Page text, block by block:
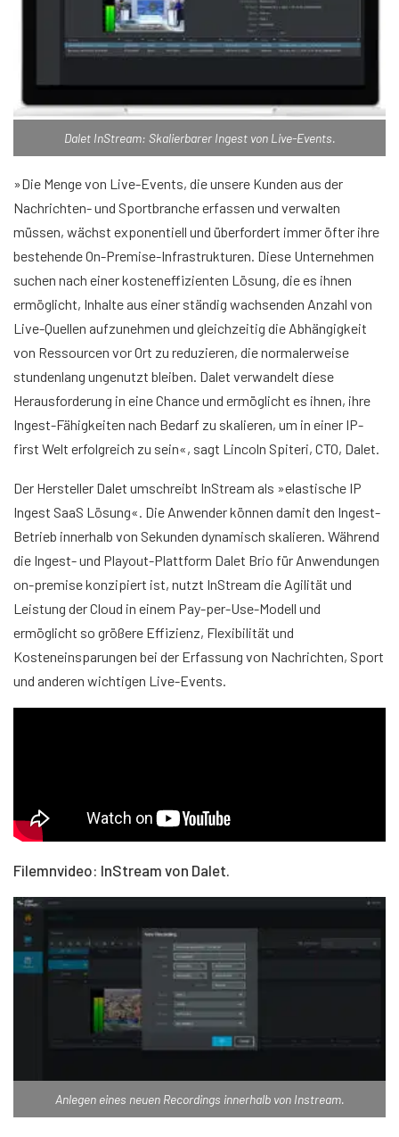
Dalet InStream: Skalierbarer Ingest von Live-Events.
»Die Menge von Live-Events, die unsere Kunden aus der
Nachrichten- und Sportbranche erfassen und verwalten
müssen, wächst exponentiell und überfordert immer öfter ihre
bestehende On-Premise-Infrastrukturen. Diese Unternehmen
suchen nach einer kosteneffizienten Lösung, die es ihnen
ermöglicht, Inhalte aus einer ständig wachsenden Anzahl von
Live-Quellen aufzunehmen und gleichzeitig die Abhängigkeit
von Ressourcen vor Ort zu reduzieren, die normalerweise
stundenlang ungenutzt bleiben. Dalet verwandelt diese
Herausforderung in eine Chance und ermöglicht es ihnen, ihre
Ingest-Fähigkeiten nach Bedarf zu skalieren, um in einer IP-
first Welt erfolgreich zu sein«, sagt Lincoln Spiteri, CTO, Dalet.
Der Hersteller Dalet umschreibt InStream als »elastische IP
Ingest SaaS Lösung«. Die Anwender können damit den Ingest-
Betrieb innerhalb von Sekunden dynamisch skalieren. Während
die Ingest- und Playout-Plattform Dalet Brio für Anwendungen
on-premise konzipiert ist, nutzt InStream die Agilität und
Leistung der Cloud in einem Pay-per-Use-Modell und
ermöglicht so größere Effizienz, Flexibilität und
Kosteneinsparungen bei der Erfassung von Nachrichten, Sport
und anderen wichtigen Live-Events.
Filemnvideo: InStream von Dalet.
Anlegen eines neuen Recordings innerhalb von Instream.